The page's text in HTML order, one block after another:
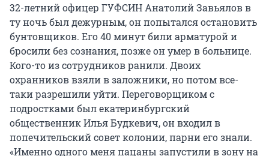
32-летний офицер ГУФСИН Анатолий Завьялов в
ту ночь был дежурным, он попытался остановить
бунтовщиков. Его 40 минут били арматурой и
бросили без сознания, позже он умер в больнице.
Кого-то из сотрудников ранили. Двоих
охранников взяли в заложники, но потом все-
таки разрешили уйти. Переговорщиком с
подростками был екатеринбургский
общественник Илья Будкевич, он входил в
попечительский совет колонии, парни его знали.
«Именно одного меня пацаны запустили в зону на